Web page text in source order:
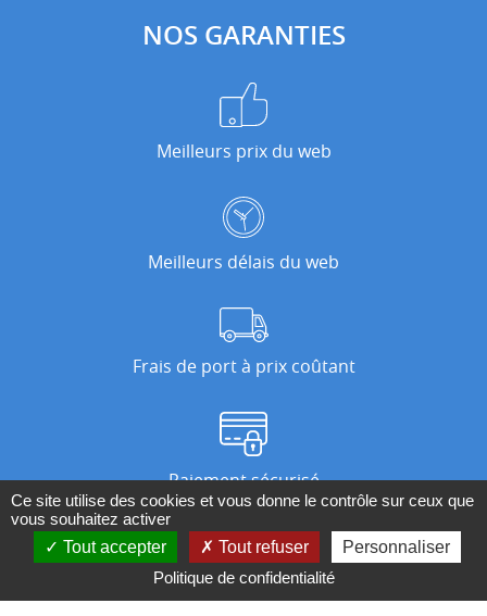
NOS GARANTIES
Meilleurs prix du web
Meilleurs délais du web
Frais de port à prix coûtant
Paiement sécurisé
Nos magasins
Ce site utilise des cookies et vous donne le contrôle sur ceux que
vous souhaitez activer
Tout accepter
Tout refuser
Personnaliser
Politique de confidentialité